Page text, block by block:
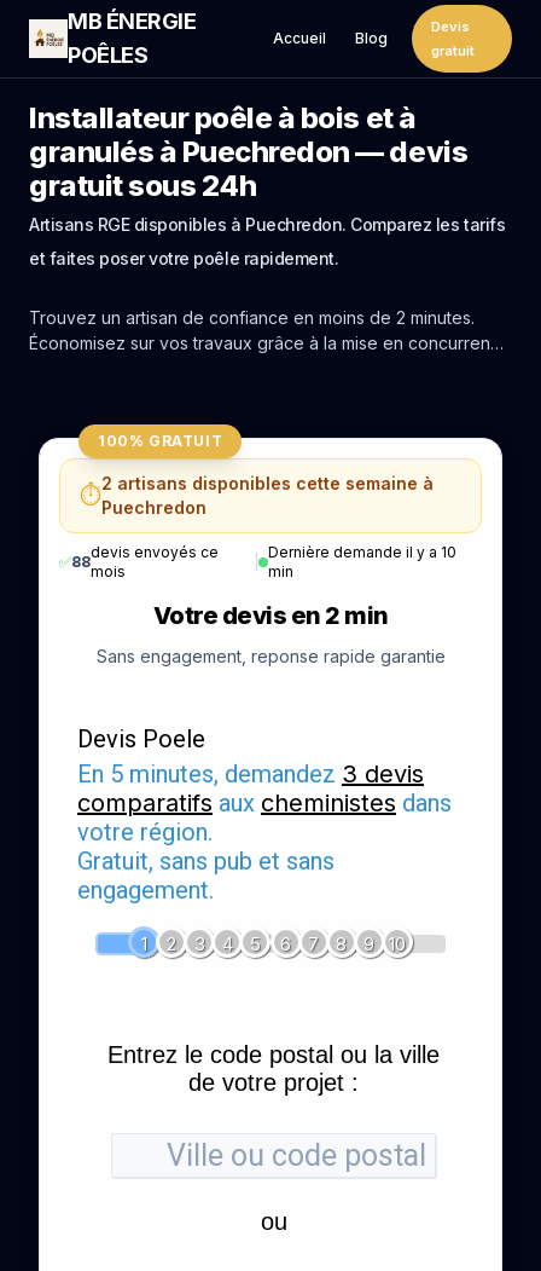
MB ÉNERGIE
POÊLES
Accueil Blog
Devis
gratuit
Installateur poêle à bois et à
granulés à Puechredon — devis
gratuit sous 24h
Artisans RGE disponibles à Puechredon. Comparez les tarifs
et faites poser votre poêle rapidement.
Trouvez un artisan de confiance en moins de 2 minutes.
Économisez sur vos travaux grâce à la mise en concurrence
100% GRATUIT
⏱️2 artisans disponibles cette semaine à
Puechredon
✅88
devis envoyés ce
mois
|
Dernière demande il y a 10
min
Votre devis en 2 min
Sans engagement, reponse rapide garantie
Devis Poele
En 5 minutes, demandez 3 devis
comparatifs aux cheministes dans
votre région.
Gratuit, sans pub et sans
engagement.
1 2 3 4 5 6 7 8 9 10
Entrez le code postal ou la ville
de votre projet :
ou